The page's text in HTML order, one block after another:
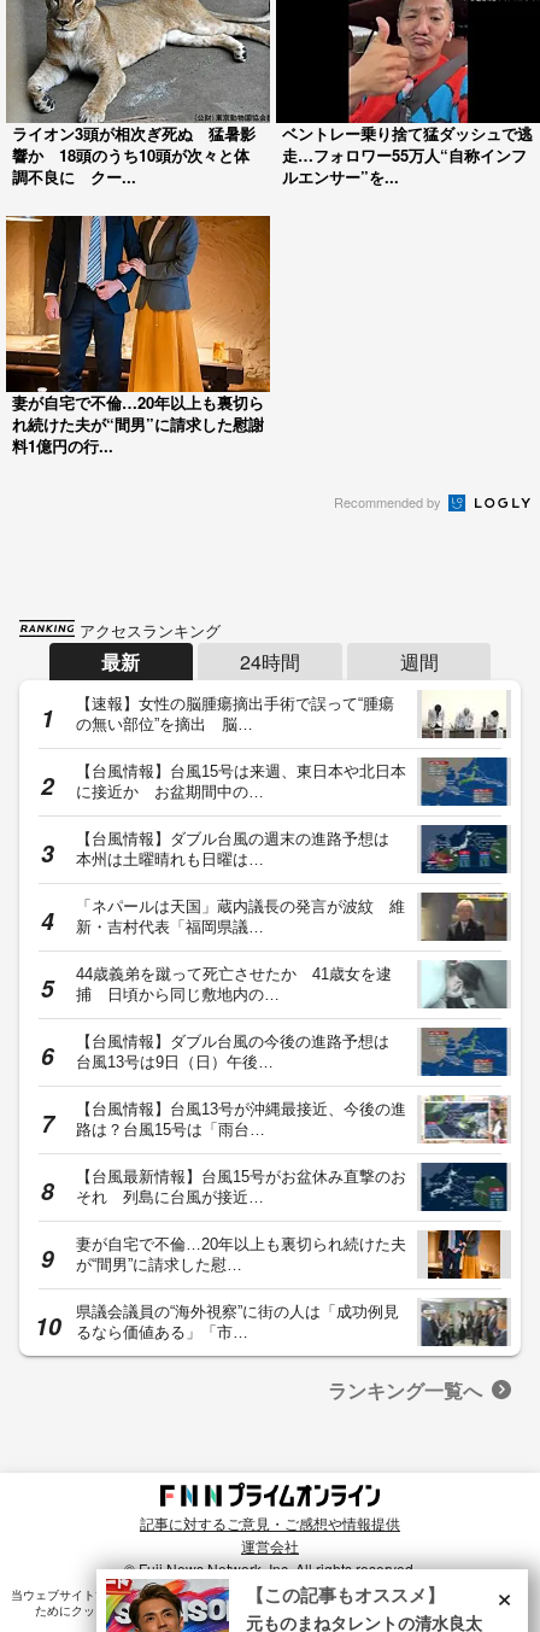
ライオン3頭が相次ぎ死ぬ 猛暑影
響か 18頭のうち10頭が次々と体
調不良に クー...
ベントレー乗り捨て猛ダッシュで逃
走…フォロワー55万人“自称インフ
ルエンサー”を...
妻が自宅で不倫…20年以上も裏切ら
れ続けた夫が“間男”に請求した慰謝
料1億円の行...
Recommended by
アクセスランキング
最新 24時間 週間
【速報】女性の脳腫瘍摘出手術で誤って“腫瘍
の無い部位”を摘出 脳…
【台風情報】台風15号は来週、東日本や北日本
に接近か お盆期間中の…
【台風情報】ダブル台風の週末の進路予想は
本州は土曜晴れも日曜は…
「ネパールは天国」蔵内議長の発言が波紋 維
新・吉村代表「福岡県議…
44歳義弟を蹴って死亡させたか 41歳女を逮
捕 日頃から同じ敷地内の…
【台風情報】ダブル台風の今後の進路予想は
台風13号は9日（日）午後…
【台風情報】台風13号が沖縄最接近、今後の進
路は？台風15号は「雨台…
【台風最新情報】台風15号がお盆休み直撃のお
それ 列島に台風が接近…
妻が自宅で不倫…20年以上も裏切られ続けた夫
が“間男”に請求した慰…
県議会議員の“海外視察”に街の人は「成功例見
るなら価値ある」「市…
ランキング一覧へ
記事に対するご意見・ご感想や情報提供
運営会社
© Fuji News Network, Inc. All rights reserved.
当ウェブサイトでは、ユーザのニーズ・興味・関⼼に合致したコンテンツや広告配信を提供する
ためにクッキーを使⽤しています。詳細は、プライバシーポリシー をご確認ください。×
【この記事もオススメ】
元ものまねタレントの清水良太